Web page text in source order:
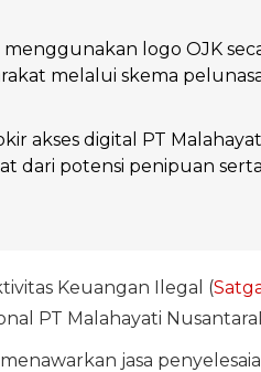
logo OJK
melalui skema
akses digital PT
dari potensi penipuan
Keuangan Ilegal (
PT Malahayati
jasa